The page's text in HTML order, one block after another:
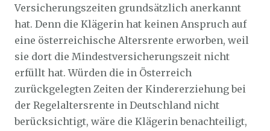
Versicherungszeiten grundsätzlich anerkannt
hat. Denn die Klägerin hat keinen Anspruch auf
eine österreichische Altersrente erworben, weil
sie dort die Mindestversicherungszeit nicht
erfüllt hat. Würden die in Österreich
zurückgelegten Zeiten der Kindererziehung bei
der Regelaltersrente in Deutschland nicht
berücksichtigt, wäre die Klägerin benachteiligt,